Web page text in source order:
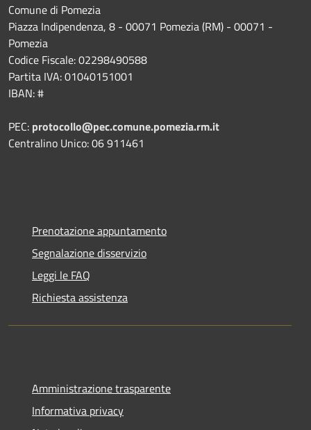
Comune di Pomezia
Piazza Indipendenza, 8 - 00071 Pomezia (RM) - 00071 -
Pomezia
Codice Fiscale: 02298490588
Partita IVA: 01040151001
IBAN: #
PEC: protocollo@pec.comune.pomezia.rm.it
Centralino Unico: 06 911461
Prenotazione appuntamento
Segnalazione disservizio
Leggi le FAQ
Richiesta assistenza
Amministrazione trasparente
Informativa privacy